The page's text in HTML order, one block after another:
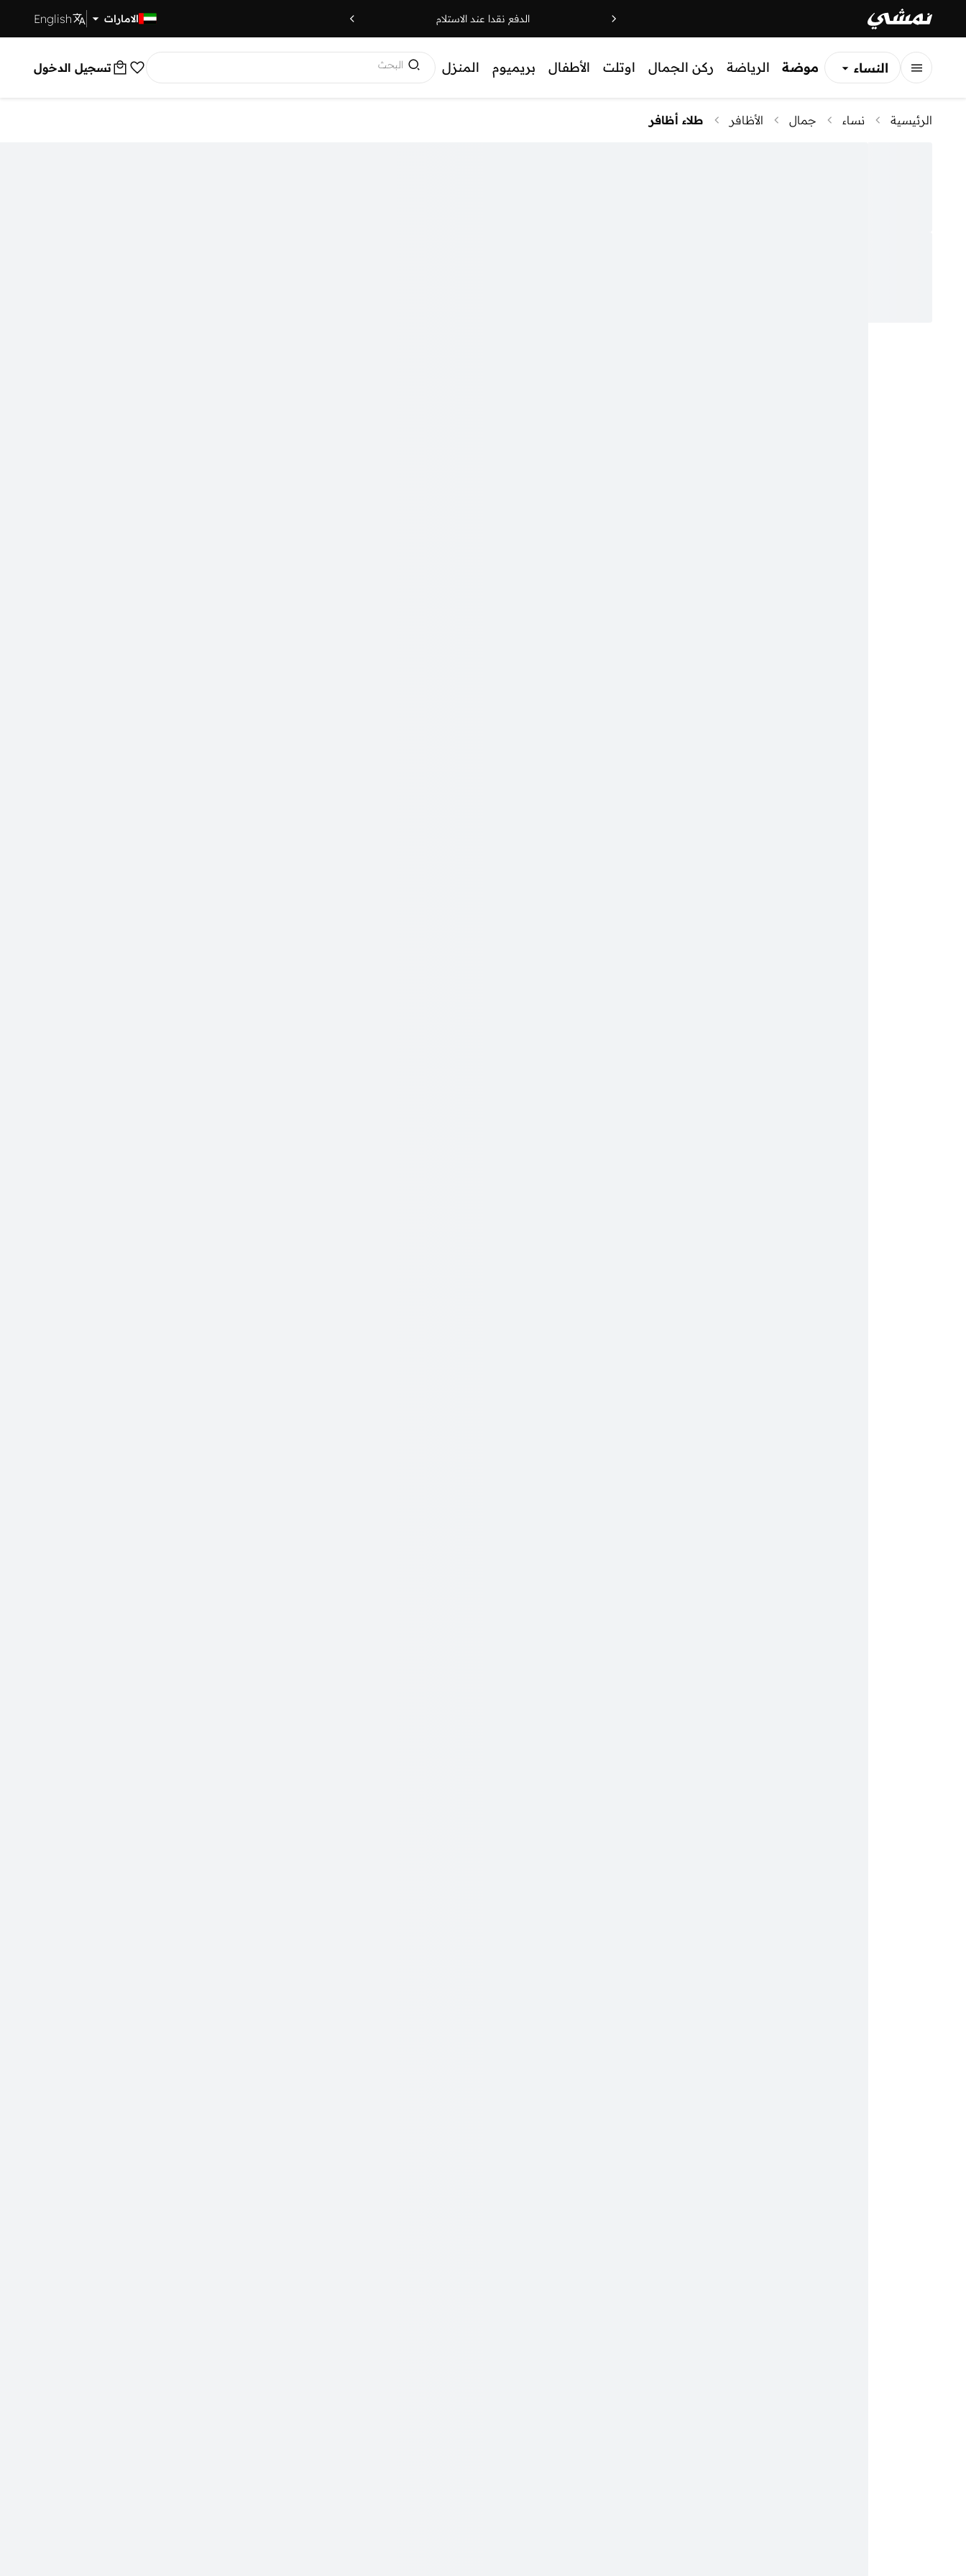
الدفع نقدا عند الاستلام الامارات English
النساء
موضة الرياضة ركن الجمال اوتلت الأطفال بريميوم المنزل البحث تسجيل الدخول
الرئيسية نساء جمال الأظافر طلاء أظافر